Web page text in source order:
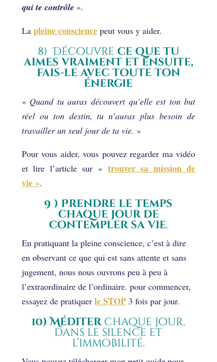
qui te contrôle ».
La pleine consciencepeut vous y aider.
8) Découvre ce que tu
aimes vraiment et ensuite,
fais-le avec toute ton
énergie
« Quand tu auras découvert qu’elle est ton but
réel ou ton destin, tu n’auras plus besoin de
travailler un seul jour de ta vie. »
Pour vous aider, vous pouvez regarder ma vidéo
et lire l’article sur « trouver sa mission de
vie ».
9 ) Prendre le temps
chaque jour de
contempler sa vie.
En pratiquant la pleine conscience, c’est à dire
en observant ce que qui est sans attente et sans
jugement, nous nous ouvrons peu à peu à
l’extraordinaire de l’ordinaire. pour commencer,
essayez de pratiquer le STOP3 fois par jour.
10) Méditerchaque jour,
dans le silence et
l’immobilité.